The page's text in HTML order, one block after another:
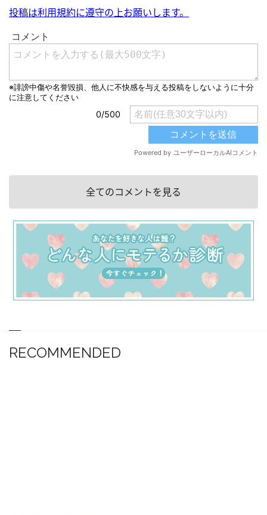
投稿は利用規約に遵守の上お願いします。
全てのコメントを見る
RECOMMENDED